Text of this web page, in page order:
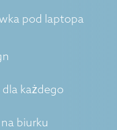
pod laptopa
każdego
biurku